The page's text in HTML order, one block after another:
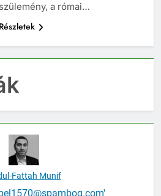
szülemény, a római…
Részletek
Fattah Munif